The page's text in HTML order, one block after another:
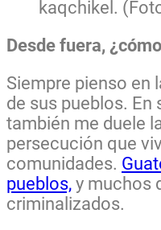
kaqchikel.
Desde fuera,
Siempre pienso en
de sus pueblos. En
también me duele
persecución que
comunidades.
pueblos, y muchos
criminalizados.